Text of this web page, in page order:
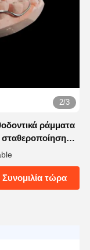
2/3
ράμματα
σταθεροποίηση
Συνομιλία τώρα